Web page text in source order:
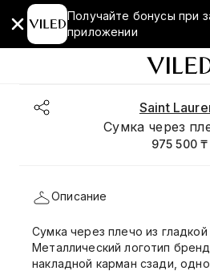
Получайте бонусы при
приложении
Saint
Сумка через
975 500 ₸
Описание
Сумка через плечо из
Металлический логотип
накладной карман сзади,